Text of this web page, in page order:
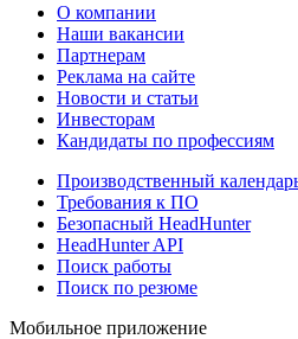
О компании
Наши вакансии
Партнерам
Реклама на сайте
Новости и статьи
Инвесторам
Кандидаты по профессиям
Производственный
Требования к ПО
Безопасный HeadHunter
HeadHunter API
Поиск работы
Поиск по резюме
Мобильное приложение